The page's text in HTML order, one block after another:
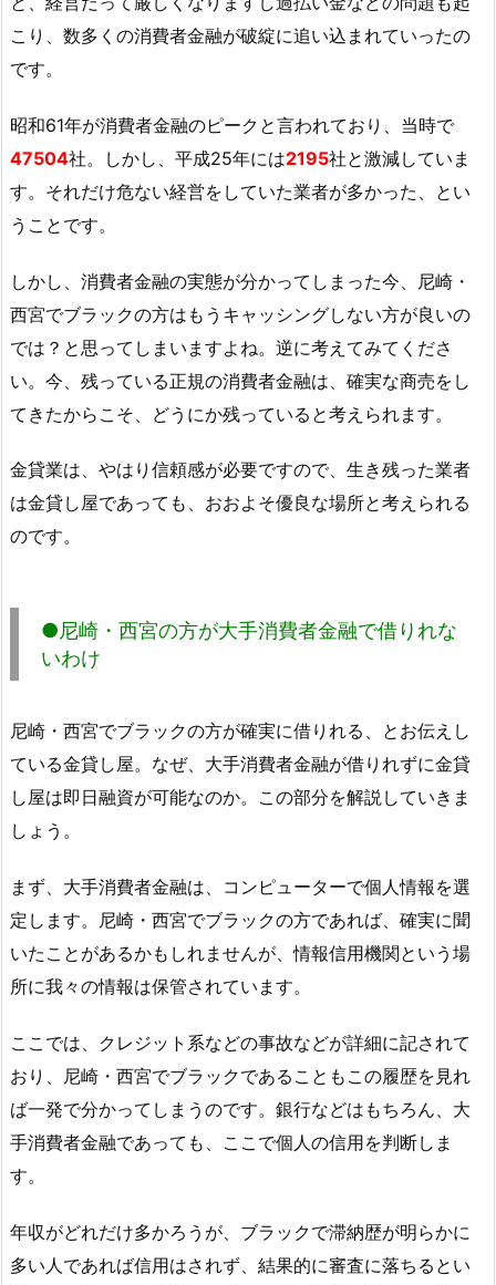
こり、数多くの消費者金融が破綻に追い込まれていったの
です。
昭和61年が消費者金融のピークと言われており、当時で
47504社。しかし、平成25年には2195社と激減していま
す。それだけ危ない経営をしていた業者が多かった、とい
うことです。
しかし、消費者金融の実態が分かってしまった今、尼崎・
西宮でブラックの方はもうキャッシングしない方が良いの
では？と思ってしまいますよね。逆に考えてみてくださ
い。今、残っている正規の消費者金融は、確実な商売をし
てきたからこそ、どうにか残っていると考えられます。
金貸業は、やはり信頼感が必要ですので、生き残った業者
は金貸し屋であっても、おおよそ優良な場所と考えられる
のです。
●尼崎・西宮の方が大手消費者金融で借りれな
いわけ
尼崎・西宮でブラックの方が確実に借りれる、とお伝えし
ている金貸し屋。なぜ、大手消費者金融が借りれずに金貸
し屋は即日融資が可能なのか。この部分を解説していきま
しょう。
まず、大手消費者金融は、コンピューターで個人情報を選
定します。尼崎・西宮でブラックの方であれば、確実に聞
いたことがあるかもしれませんが、情報信用機関という場
所に我々の情報は保管されています。
ここでは、クレジット系などの事故などが詳細に記されて
おり、尼崎・西宮でブラックであることもこの履歴を見れ
ば一発で分かってしまうのです。銀行などはもちろん、大
手消費者金融であっても、ここで個人の信用を判断しま
す。
年収がどれだけ多かろうが、ブラックで滞納歴が明らかに
多い人であれば信用はされず、結果的に審査に落ちるとい